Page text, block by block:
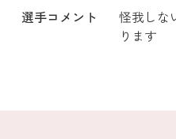
選手コメント
怪我しな
ります